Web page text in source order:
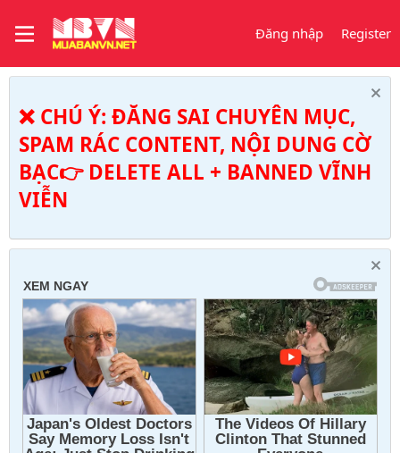
Đăng nhập Register
❌ CHÚ Ý: ĐĂNG SAI CHUYÊN MỤC,
SPAM RÁC CONTENT, NỘI DUNG CỜ
BẠC👉 DELETE ALL + BANNED VĨNH
VIỄN